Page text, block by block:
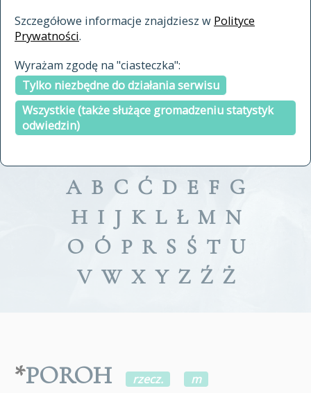
Szczegółowe informacje znajdziesz w Polityce
Prywatności.
Wyrażam zgodę na "ciasteczka":
Tylko niezbędne do działania serwisu
Wszystkie (także służące gromadzeniu statystyk
odwiedzin)
indeksie
a fronte
a tergo
A B C Ć D E F G
H I J K L Ł M N
O Ó P R S Ś T U
V W X Y Z Ź Ż
*POROH rzecz.
m